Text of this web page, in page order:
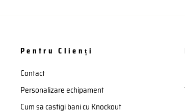
Pentru Clienți
Contact
Personalizare echipament
Cum sa castigi bani cu Knockout